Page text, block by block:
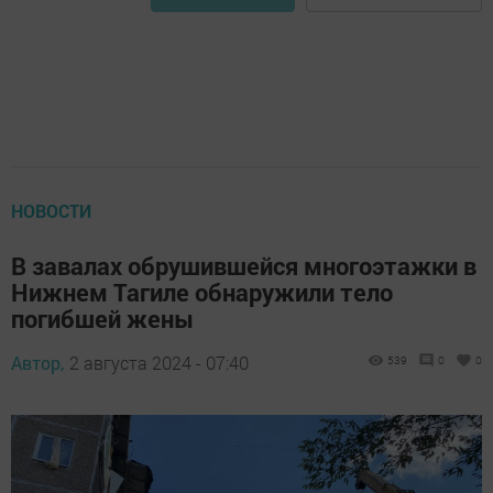
НОВОСТИ
В завалах обрушившейся многоэтажки в
Нижнем Тагиле обнаружили тело
погибшей жены
Автор, 2 августа 2024 - 07:40 539 0 0